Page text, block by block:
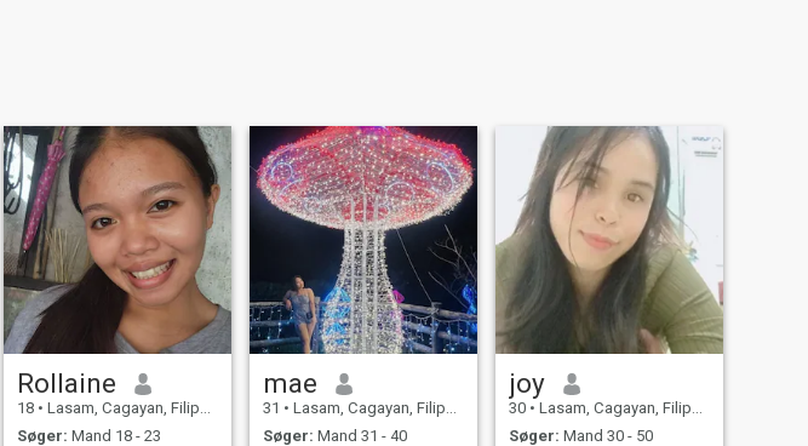
Rollaine
18 • Lasam, Cagayan, Filippinerne
Søger: Mand 18 - 23
mae
31 • Lasam, Cagayan, Filippinerne
Søger: Mand 31 - 40
joy
30 • Lasam, Cagayan, Filippinerne
Søger: Mand 30 - 50